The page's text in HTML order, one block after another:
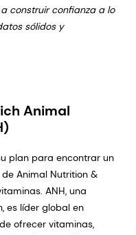
construir confianza a lo
sólidos y
Animal
plan para encontrar un
Animal Nutrition &
ANH, una
es líder global en
ofrecer vitaminas,